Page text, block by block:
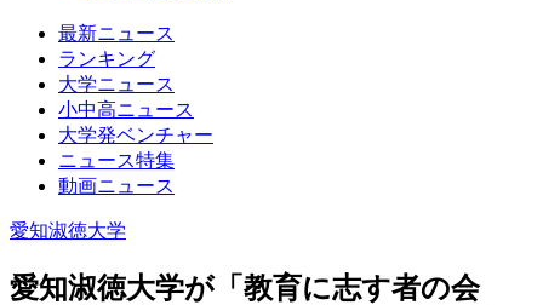
最新ニュース
ランキング
大学ニュース
小中高ニュース
大学発ベンチャー
ニュース特集
動画ニュース
愛知淑徳大学
愛知淑徳大学が「教育に志す者の会